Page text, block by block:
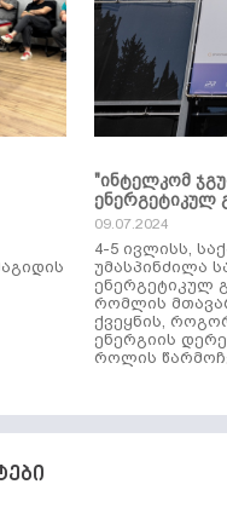
"ინტელკომ
ენერგეტიკულ
09.07.2024
4-5 ივლისს,
უმასპინძილა
ენერგეტიკულ
რომლის
ქვეყნის,
ენერგიის
როლის